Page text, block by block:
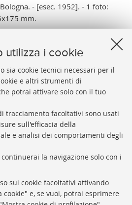
utilizza i cookie
sia cookie tecnici necessari per il
e altri strumenti di
potrai attivare solo con il tuo
tracciamento facoltativi sono usati
sull'efficacia della
e analisi dei comportamenti degli
la navigazione solo con i
sui cookie facoltativi attivando
cookie" e, se vuoi, potrai esprimere
- [esec. 1952]. - 1 foto:
mm.
canonico alla Catholic
e presidente del
SebinaOpac/.do?
prof. Roberto Balzani